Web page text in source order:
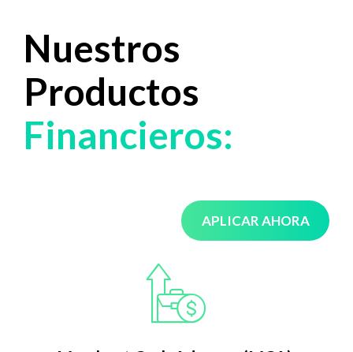
Nuestros
Productos
Financieros:
APLICAR AHORA